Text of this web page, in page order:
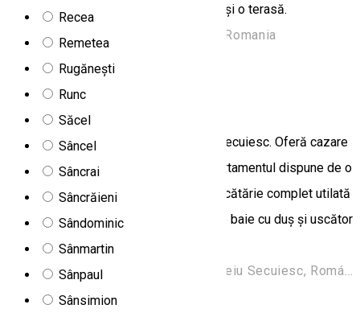
Recea
Remetea
Rugănești
Runc
Săcel
Sâncel
Sâncrai
Sâncrăieni
Sândominic
Sânmartin
Sânpaul
Sânsimion
aparat de cafea. Unitatea are o grădină și o terasă.
Aratasteto, Miercurea Ciuc 530141, Romania
Apartament
Bethlen apartman
Bethlen Apartman se află în Odorheiu Secuiesc. Oferă cazare
cu Wi-Fi gratuit și TV cu ecran plat. Apartamentul dispune de o
cameră de dormit, o cameră de zi, o bucătărie complet utilată
cu frigider și filtru de cafea, precum și o baie cu duș și uscător
de păr.
Str. Constructorilor 2, 535600 Odorheiu Secuiesc, Románia
Apartament